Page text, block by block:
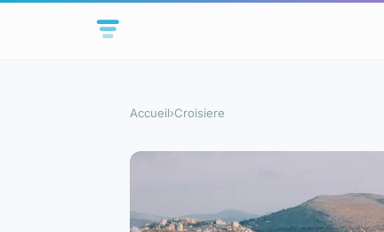
Accueil›Croisiere